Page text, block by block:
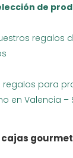
de
regalos
regalos para
en Valencia –
cajas